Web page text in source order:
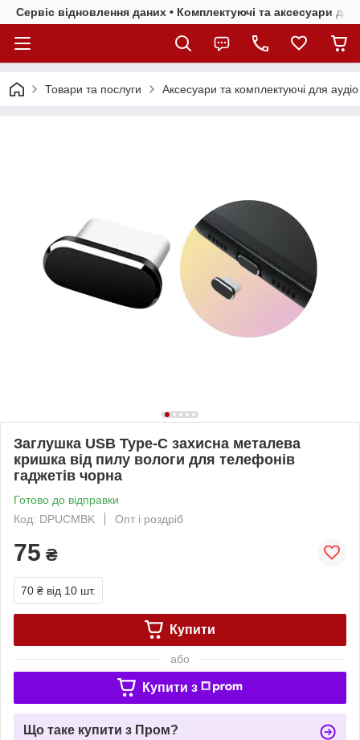
Сервіс відновлення даних • Комплектуючі та аксесуари
Товари та послуги Аксесуари та комплектуючі для
Заглушка USB Type-C захисна металева
кришка від пилу вологи для телефонів
гаджетів чорна
Готово до відправки
Код: DPUCMBK
Опт і роздріб
75 ₴
70 ₴ від 10 шт.
Купити
або
Купити з
Що таке купити з Пром?